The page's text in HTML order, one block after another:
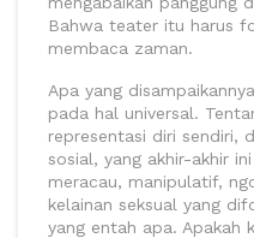
Bahwa teater itu harus
membaca zaman.
Apa yang
pada hal universal.
representasi diri sendiri,
sosial, yang akhir-akhir
meracau, manipulatif,
kelainan seksual yang
yang entah apa. Apakah